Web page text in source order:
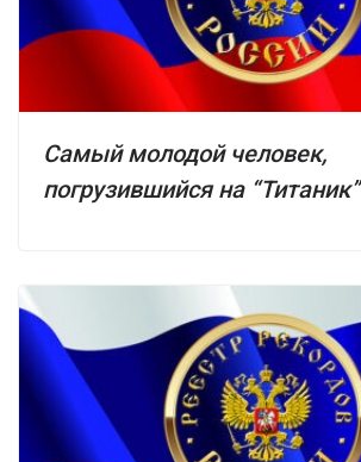
Самый молодой человек,
погрузившийся на “Титаник”